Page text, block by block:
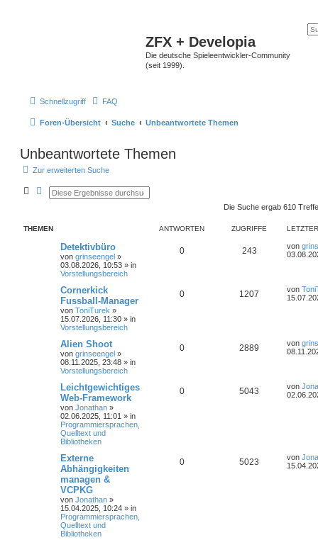
ZFX + Developia
Die deutsche Spieleentwickler-Community
(seit 1999).
Schnellzugriff FAQ
Foren-Übersicht Suche Unbeantwortete Themen
Unbeantwortete Themen
Zur erweiterten Suche
E
t
Die Suche ergab 610
THEMEN ANTWORTEN ZUGRIFFE
Detektivbüro
von grinseengel »
03.08.2026, 10:53 » in
Vorstellungsbereich
0 243 von
Cornerkick
Fussball-Manager
von ToniTurek »
15.07.2026, 11:30 » in
Vorstellungsbereich
0 1207 von
Alien Shoot
von grinseengel »
08.11.2025, 23:48 » in
Vorstellungsbereich
0 2889 von
Leichtgewichtiges
Web-Framework
von Jonathan »
02.06.2025, 11:01 » in
Programmiersprachen,
Quelltext und
Bibliotheken
0 5043 von
Externe
Abhängigkeiten
managen &
VCPKG
von Jonathan »
15.04.2025, 10:24 » in
Programmiersprachen,
Quelltext und
Bibliotheken
0 5023 von